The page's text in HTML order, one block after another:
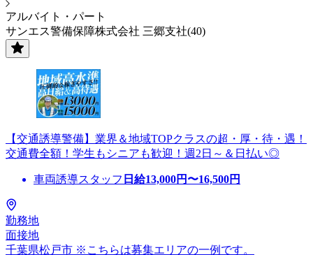
アルバイト・パート
サンエス警備保障株式会社 三郷支社(40)
【交通誘導警備】業界＆地域TOPクラスの超・厚・待・遇！
交通費全額！学生もシニアも歓迎！週2日～＆日払い◎
車両誘導スタッフ 日給13,000円〜16,500円
勤務地
面接地
千葉県松戸市 ※こちらは募集エリアの一例です。